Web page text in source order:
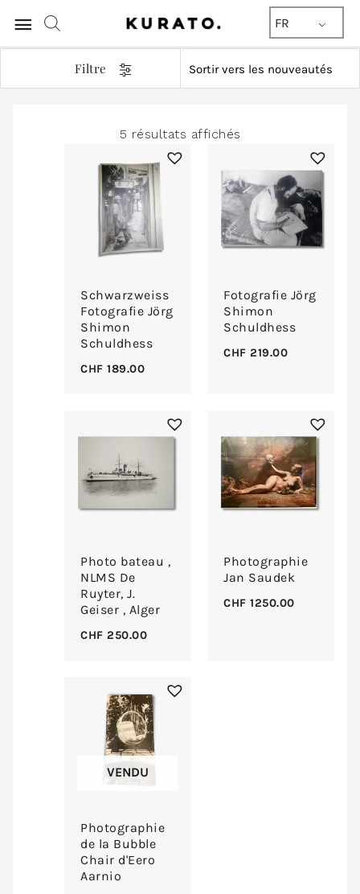
FR
Menu
principal
Filtre
5 résultats affichés
récent
au
plus
ancien
Schwarzweiss
Fotografie Jörg
Shimon
Schuldhess
CHF 189.00
Fotografie Jörg
Shimon
Schuldhess
CHF 219.00
Photo bateau ,
NLMS De
Ruyter, J.
Geiser , Alger
CHF 250.00
Photographie
Jan Saudek
CHF 1250.00
VENDU
Photographie
de la Bubble
Chair d'Eero
Aarnio